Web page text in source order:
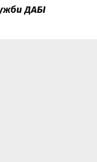
ДАБІ